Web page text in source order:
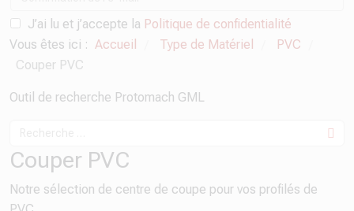
J’ai lu et j’accepte la Politique de confidentialité
Vous êtes ici : Accueil Type de Matériel PVC
Couper PVC
Outil de recherche Protomach GML
Couper PVC
Notre sélection de centre de coupe pour vos profilés de